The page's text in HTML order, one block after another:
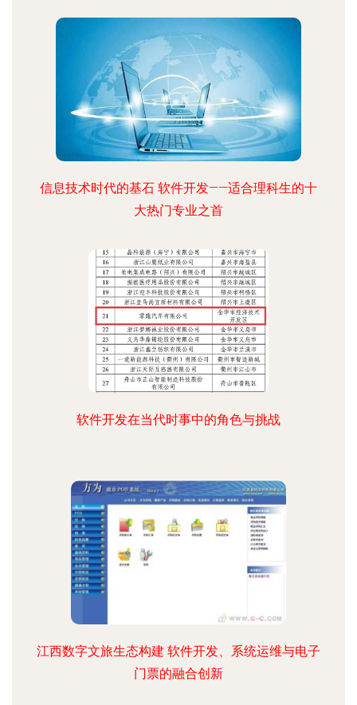
信息技术时代的基石 软件开发——适合理科生的十
大热门专业之首
软件开发在当代时事中的角色与挑战
江西数字文旅生态构建 软件开发、系统运维与电子
门票的融合创新